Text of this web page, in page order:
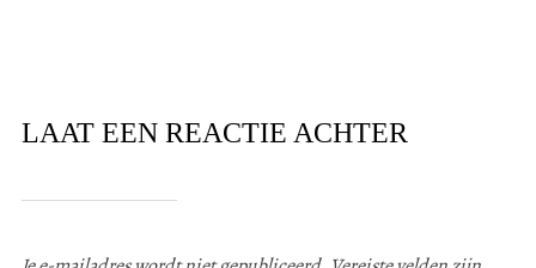
LAAT EEN REACTIE ACHTER